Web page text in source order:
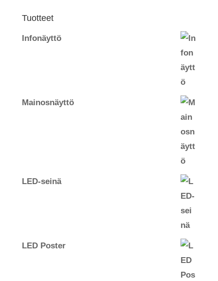
Tuotteet
Infonäyttö
Mainosnäyttö
LED-seinä
LED Poster